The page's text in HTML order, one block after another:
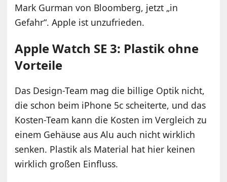
Mark Gurman von Bloomberg, jetzt „in
Gefahr“. Apple ist unzufrieden.
Apple Watch SE 3: Plastik ohne
Vorteile
Das Design-Team mag die billige Optik nicht,
die schon beim iPhone 5c scheiterte, und das
Kosten-Team kann die Kosten im Vergleich zu
einem Gehäuse aus Alu auch nicht wirklich
senken. Plastik als Material hat hier keinen
wirklich großen Einfluss.